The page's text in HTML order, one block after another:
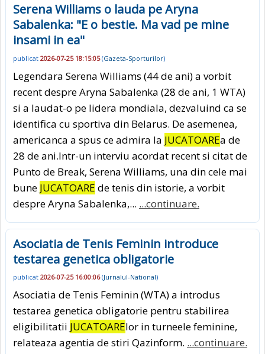
Serena Williams o lauda pe Aryna
Sabalenka: "E o bestie. Ma vad pe mine
insami in ea"
publicat 2026-07-25 18:15:05(Gazeta-Sporturilor)
Legendara Serena Williams (44 de ani) a vorbit
recent despre Aryna Sabalenka (28 de ani, 1 WTA)
si a laudat-o pe lidera mondiala, dezvaluind ca se
identifica cu sportiva din Belarus. De asemenea,
americanca a spus ce admira la JUCATOAREa de
28 de ani.Intr-un interviu acordat recent si citat de
Punto de Break, Serena Williams, una din cele mai
bune JUCATOARE de tenis din istorie, a vorbit
despre Aryna Sabalenka,... ...continuare.
Asociatia de Tenis Feminin introduce
testarea genetica obligatorie
publicat 2026-07-25 16:00:06(Jurnalul-National)
Asociatia de Tenis Feminin (WTA) a introdus
testarea genetica obligatorie pentru stabilirea
eligibilitatii JUCATOARElor in turneele feminine,
relateaza agentia de stiri Qazinform. ...continuare.